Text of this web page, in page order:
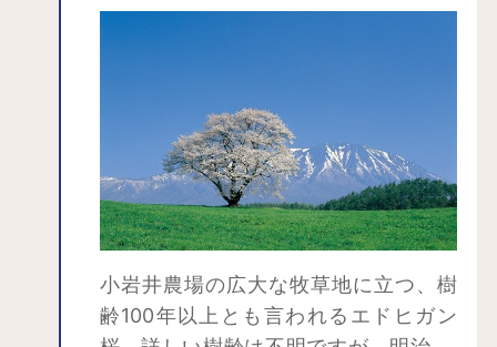
小岩井農場の広大な牧草地に立つ、樹
齢100年以上とも言われるエドヒガン